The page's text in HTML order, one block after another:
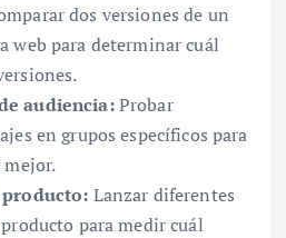
dos versiones de un
web para determinar cuál
audiencia:Probar
en grupos específicos para
mejor.
Lanzar diferentes
para medir cuál